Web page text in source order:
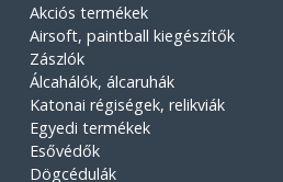
Akciós termékek
Airsoft, paintball kiegészítők
Zászlók
Álcahálók, álcaruhák
Katonai régiségek, relikviák
Egyedi termékek
Esővédők
Dögcédulák